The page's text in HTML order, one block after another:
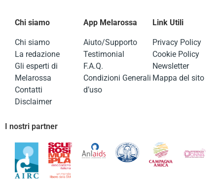
Chi siamo
Chi siamo
La redazione
Gli esperti di
Melarossa
Contatti
Disclaimer
App Melarossa
Aiuto/Supporto
Testimonial
F.A.Q.
Condizioni Generali
d’uso
Link Utili
Privacy Policy
Cookie Policy
Newsletter
Mappa del sito
I nostri partner